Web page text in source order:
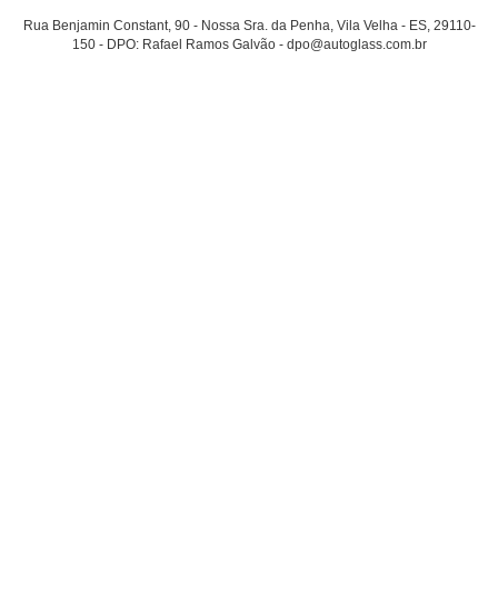
Rua Benjamin Constant, 90 - Nossa Sra. da Penha, Vila Velha - ES, 29110-
150 - DPO: Rafael Ramos Galvão - dpo@autoglass.com.br